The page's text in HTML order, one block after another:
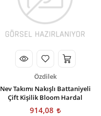
Özdilek
Nev Takımı Nakışlı Battaniyeli
Çift Kişilik Bloom Hardal
914,08